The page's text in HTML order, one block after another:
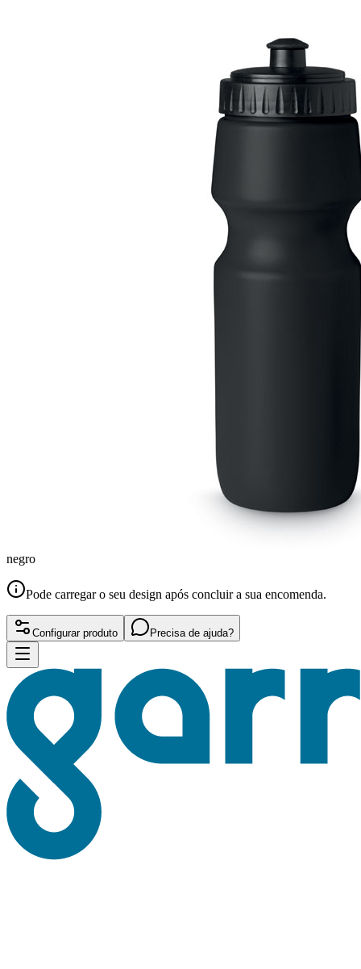
negro
Pode carregar o seu design após concluir a sua encomenda.
Configurar produto Precisa de ajuda?